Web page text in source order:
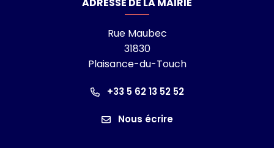
Rue Maubec
31830
Plaisance-du-Touch
+33 5 62 13 52 52
Nous écrire